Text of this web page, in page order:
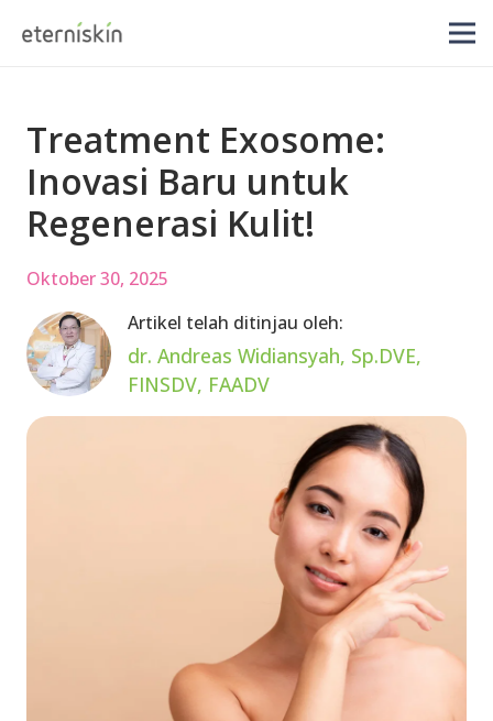
Treatment Exosome:
Inovasi Baru untuk
Regenerasi Kulit!
Oktober 30, 2025
Artikel telah ditinjau oleh:
dr. Andreas Widiansyah, Sp.DVE,
FINSDV, FAADV